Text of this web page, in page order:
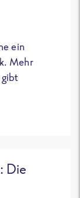
ein
Mehr
Die